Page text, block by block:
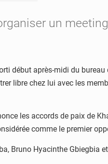
un
début après-midi du
libre chez lui avec les
les accords de paix de
comme le premier
Bruno Hyacinthe Gbiegbia